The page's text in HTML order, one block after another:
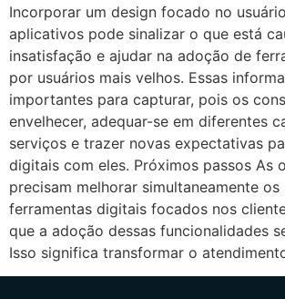
Incorporar um design focado no
aplicativos pode sinalizar o que está
insatisfação e ajudar na adoção de
por usuários mais velhos. Essas
importantes para capturar, pois os
envelhecer, adequar-se em diferentes
serviços e trazer novas expectativas
digitais com eles. Próximos passos As
precisam melhorar simultaneamente
ferramentas digitais focados nos
que a adoção dessas funcionalidades
Isso significa transformar o